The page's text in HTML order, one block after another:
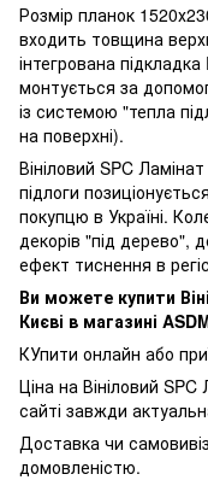
Розмір планок
входить товщина
інтегрована
монтується за
із системою "тепла
на поверхні).
Вініловий SPC
підлоги
покупцю в Україні.
декорів "під дерево",
ефект тиснення в
Ви можете купити
Києві в магазині
КУпити онлайн або
Ціна на Вініловий
сайті завжди
Доставка чи
домовленістю.